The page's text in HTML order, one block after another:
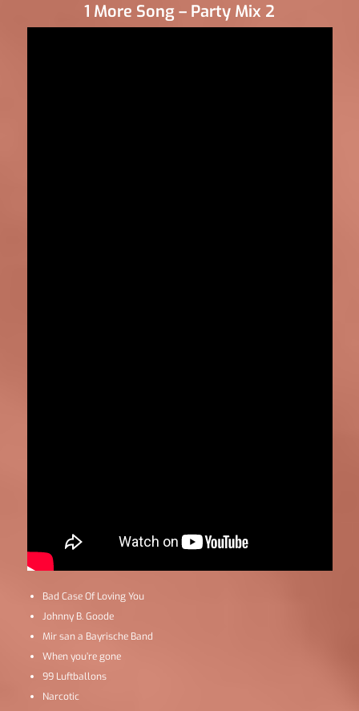
1 More Song – Party Mix 2
Bad Case Of Loving You
Johnny B. Goode
Mir san a Bayrische Band
When you’re gone
99 Luftballons
Narcotic